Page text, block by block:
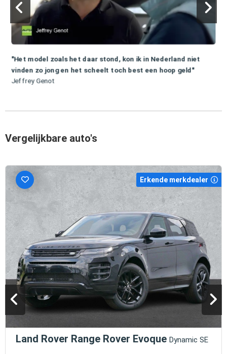
"Het model zoals het daar stond, kon ik in Nederland niet
vinden zo jong en het scheelt toch best een hoop geld"
Jeffrey Genot
Vergelijkbare auto's
Erkende merkdealer
Land Rover Range Rover Evoque Dynamic SE